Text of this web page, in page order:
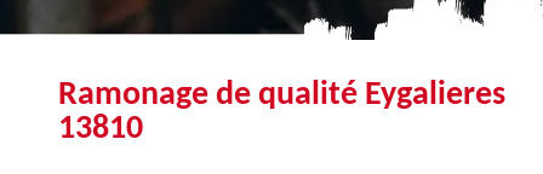
Ramonage de qualité Eygalieres
13810